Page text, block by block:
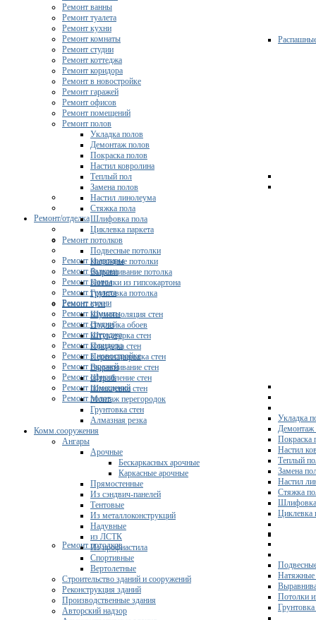
Ремонт/отделка
Ремонт квартиры
Ремонт балкона
Ремонт ванны
Ремонт туалета
Ремонт кухни
Ремонт комнаты
Ремонт студии
Ремонт коттеджа
Ремонт коридора
Ремонт в новостройке
Ремонт гаражей
Ремонт офисов
Ремонт помещений
Ремонт полов
Укладка
Демонтаж
Покраска
Настил
Теплый
Замена
Настил
Стяжка
Циклевка
Ремонт потолков
Натяжные
Потолки
Ремонт ванны
Ремонт туалета
Ремонт кухни
Ремонт комнаты
Ремонт студии
Ремонт коттеджа
Ремонт коридора
Ремонт в новостройке
Ремонт гаражей
Ремонт офисов
Ремонт помещений
Ремонт полов
Укладка полов
Демонтаж полов
Покраска полов
Настил ковролина
Теплый пол
Замена полов
Настил линолеума
Стяжка пола
Шлифовка пола
Циклевка паркета
Ремонт потолков
Подвесные потолки
Натяжные потолки
Выравнивание потолка
Потолки из гипсокартона
Грунтовка потолка
Ремонт стен
Шумоизоляция стен
Поклейка обоев
Штукатурка стен
Покраска стен
Перепланировка стен
Выравнивание стен
Штробление стен
Шпаклевка стен
Монтаж перегородок
Грунтовка стен
Алмазная резка
Комм.сооружения
Ангары
Арочные
Бескаркасных арочные
Каркасные арочные
Прямостенные
Из сэндвич-панелей
Тентовые
Из металлоконструкций
Надувные
из ЛСТК
Из профнастила
Спортивные
Вертолетные
Строительство зданий и сооружений
Реконструкция зданий
Производственные здания
Авторский надзор